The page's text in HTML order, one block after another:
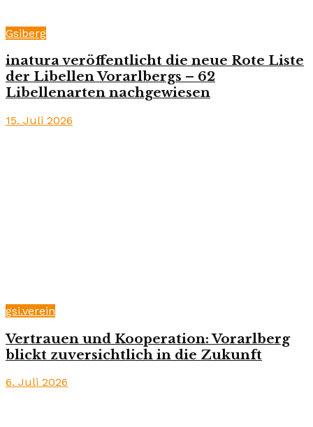
Gsiberg
inatura veröffentlicht die neue Rote Liste
der Libellen Vorarlbergs – 62
Libellenarten nachgewiesen
15. Juli 2026
gsi.verein
Vertrauen und Kooperation: Vorarlberg
blickt zuversichtlich in die Zukunft
6. Juli 2026